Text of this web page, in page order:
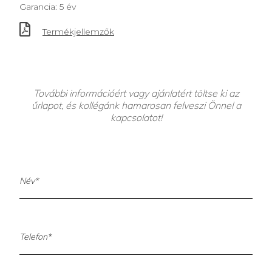
Garancia: 5 év
Termékjellemzők
További információért vagy ajánlatért töltse ki az
űrlapot, és kollégánk hamarosan felveszi Önnel a
kapcsolatot!